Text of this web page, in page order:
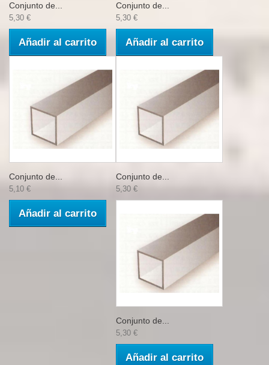
Conjunto de...
5,30 €
Añadir al carrito
Conjunto de...
5,30 €
Añadir al carrito
Conjunto de...
5,10 €
Añadir al carrito
Conjunto de...
5,30 €
Conjunto de...
5,30 €
Añadir al carrito